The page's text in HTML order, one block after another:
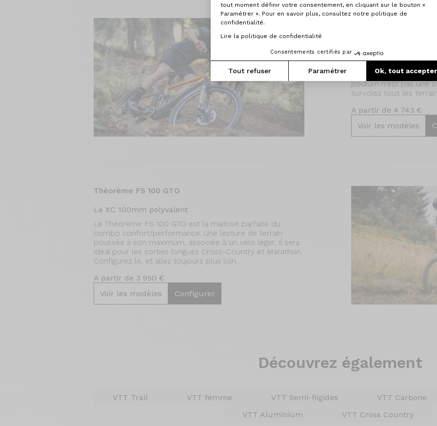
tout moment définir votre consentement, en cliquant sur le bouton «
Paramétrer ». Pour en savoir plus, consultez notre politique de
confidentialité.
Lire la politique de confidentialité
Consentements certifiés par
Tout refuser Paramétrer Ok, tout accepter
Le XC 100mm
Le Théorème FS 100
excellence. Pour les
la légèreté, le
podium n'est pas une
survolez tous les
A partir de 4 743 €
Voir les modèles
Théorème FS 100 GTO
Le XC 100mm polyvalent
Le Théorème FS 100 GTO est la maitrise parfaite du
combo confort/performance. Une lecture de terrain
poussée à son maximum, associée à un vélo léger, il sera
idéal pour les sorties longues Cross-Country et Marathon.
Configurez le, et allez toujours plus loin.
A partir de 3 950 €
Voir les modèles
Configurer
Découvrez également
VTT Trail VTT femme VTT Semi-Rigides VTT Carbone
VTT Aluminium
VTT Cross Country